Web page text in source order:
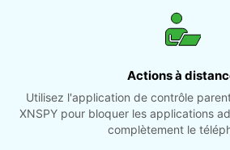
Actions à
Utilisez l'application de contrôle
XNSPY pour bloquer les applications
complètement le